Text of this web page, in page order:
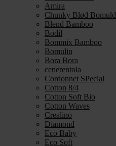
Amira
Chunky Blød Bomuld
Blend Bamboo
Bodil
Bommix Bamboo
Bomulin
Bora Bora
cenerentola
Cordonnet SPecial
Cotton 8/4
Cotton Soft Bio
Cotton Waves
Crealino
Diamond
Eco Baby
Eco Soft